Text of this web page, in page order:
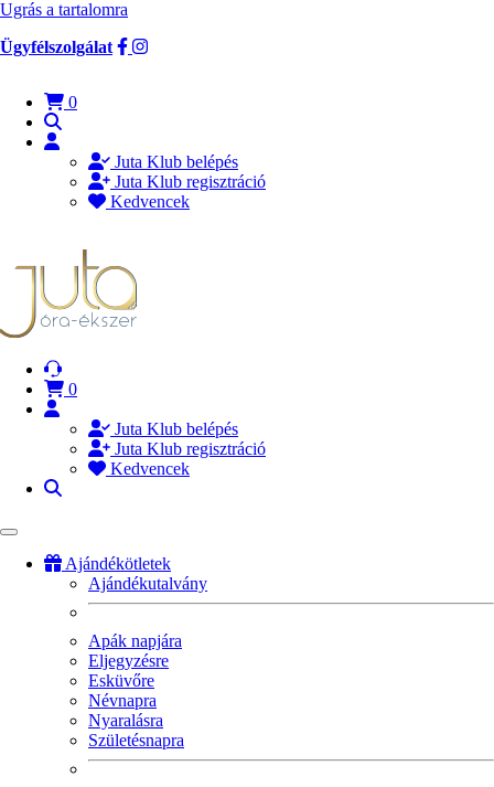
Ugrás a tartalomra
Ügyfélszolgálat
0
Juta Klub belépés
Juta Klub regisztráció
Kedvencek
0
Juta Klub belépés
Juta Klub regisztráció
Kedvencek
Ajándékötletek
Ajándékutalvány
Apák napjára
Eljegyzésre
Esküvőre
Névnapra
Nyaralásra
Születésnapra